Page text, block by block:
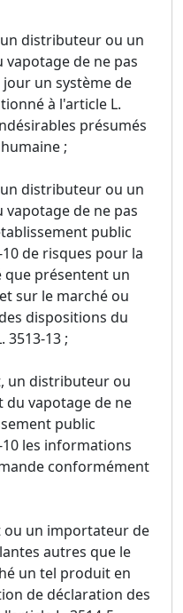
distributeur ou un
de ne pas
un système de
à l'article L.
présumés
;
distributeur ou un
de ne pas
public
de risques pour la
que présentent un
sur le marché ou
dispositions du
3513-13 ;
un distributeur ou
vapotage de ne
public
les informations
conformément
ou un importateur de
autres que le
un tel produit en
de déclaration des